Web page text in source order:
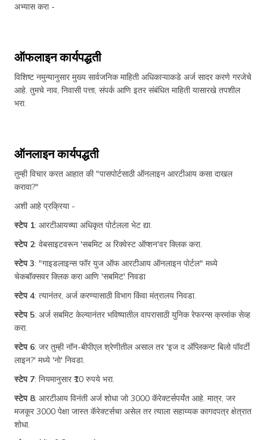
अभ्यास करा -
ऑफलाइन कार्यपद्धती
विशिष्ट नमुन्यानुसार मुख्य सार्वजनिक माहिती अधिकाऱ्याकडे अर्ज सादर करणे गरजेचे
आहे. तुमचे नाव, निवासी पत्ता, संपर्क आणि इतर संबंधित माहिती यासारखे तपशील
भरा.
ऑनलाइन कार्यपद्धती
तुम्ही विचार करत आहात की "पासपोर्टसाठी ऑनलाइन आरटीआय कसा दाखल
करावा?"
अशी आहे प्रक्रिया -
स्टेप 1: आरटीआयच्या अधिकृत पोर्टलला भेट द्या.
स्टेप 2: वेबसाइटवरून 'सबमिट अ रिक्वेस्ट ऑप्शन'वर क्लिक करा.
स्टेप 3: "गाइडलाइन्स फॉर युज ऑफ आरटीआय ऑनलाइन पोर्टल" मध्ये
चेकबॉक्सवर क्लिक करा आणि 'सबमिट' निवडा
स्टेप 4: त्यानंतर, अर्ज करण्यासाठी विभाग किंवा मंत्रालय निवडा.
स्टेप 5: अर्ज सबमिट केल्यानंतर भविष्यातील वापरासाठी युनिक रेफरन्स क्रमांक सेव्ह
करा.
स्टेप 6: जर तुम्ही नॉन-बीपीएल श्रेणीतील असाल तर 'इज द अ‍ॅप्लिकन्ट बिलो पॉवर्टी
लाइन?' मध्ये 'नो' निवडा.
स्टेप 7: नियमानुसार ₹10 रुपये भरा.
स्टेप 8: आरटीआय विनंती अर्ज शोधा जो 3000 कॅरेक्टर्सपर्यंत आहे. मात्र, जर
मजकूर 3000 पेक्षा जास्त कॅरेक्टर्सचा असेल तर त्याला सहाय्यक कागदपत्र क्षेत्रात
शोधा.